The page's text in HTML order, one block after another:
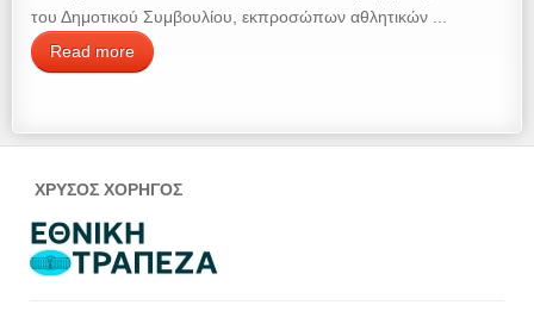
του Δημοτικού Συμβουλίου, εκπροσώπων αθλητικών ...
Read more
ΧΡΥΣΟΣ ΧΟΡΗΓΟΣ